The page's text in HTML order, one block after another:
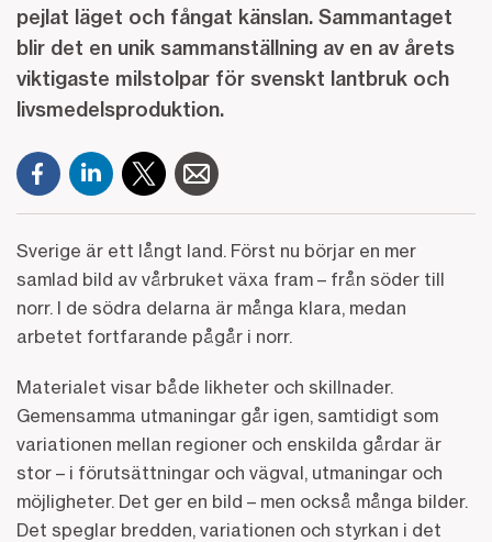
pejlat läget och fångat känslan. Sammantaget
blir det en unik sammanställning av en av årets
viktigaste milstolpar för svenskt lantbruk och
livsmedelsproduktion.
Sverige är ett långt land. Först nu börjar en mer
samlad bild av vårbruket växa fram – från söder till
norr. I de södra delarna är många klara, medan
arbetet fortfarande pågår i norr.
Materialet visar både likheter och skillnader.
Gemensamma utmaningar går igen, samtidigt som
variationen mellan regioner och enskilda gårdar är
stor – i förutsättningar och vägval, utmaningar och
möjligheter. Det ger en bild – men också många bilder.
Det speglar bredden, variationen och styrkan i det